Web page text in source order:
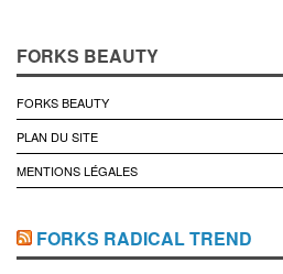
FORKS BEAUTY
FORKS BEAUTY
PLAN DU SITE
MENTIONS LÉGALES
FORKS RADICAL TREND